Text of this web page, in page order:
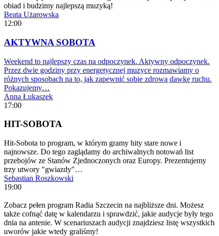
obiad i budzimy najlepszą muzyką!
Beata Użarowska
12:00
AKTYWNA SOBOTA
Weekend to najlepszy czas na odpoczynek. Aktywny odpoczynek.
Przez dwie godziny przy energetycznej muzyce rozmawiamy o
różnych sposobach na to, jak zapewnić sobie zdrową dawkę ruchu.
Pokazujemy…
Anna Łukaszek
17:00
HIT-SOBOTA
Hit-Sobota to program, w którym gramy hity stare nowe i
najnowsze. Do tego zaglądamy do archiwalnych notowań list
przebojów ze Stanów Zjednoczonych oraz Europy. Prezentujemy
trzy utwory "gwiazdy"…
Sebastian Roszkowski
19:00
Zobacz pełen program Radia Szczecin na najbliższe dni. Możesz
także cofnąć datę w kalendarzu i sprawdzić, jakie audycje były tego
dnia na antenie. W scenariuszach audycji znajdziesz listę wszystkich
uworów jakie wtedy graliśmy!